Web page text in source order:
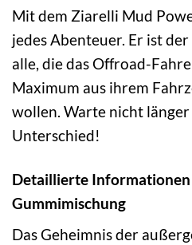
Mit dem Ziarelli Mud
jedes Abenteuer. Er ist
alle, die das Offroad-
Maximum aus ihrem
wollen. Warte nicht
Unterschied!
Detaillierte
Gummimischung
Das Geheimnis der